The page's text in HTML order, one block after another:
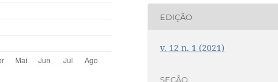
EDIÇÃO
v. 12 n. 1 (2021)
SEÇÃO